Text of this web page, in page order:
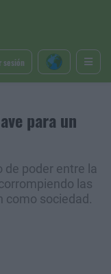
sesión
para un
de poder entre la
las
como sociedad.